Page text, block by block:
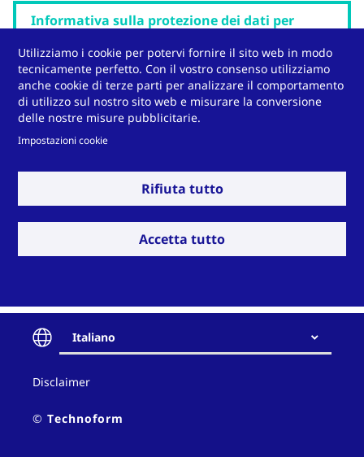
Informativa sulla protezione dei dati per
Utilizziamo i cookie per potervi fornire il sito web in modo
tecnicamente perfetto. Con il vostro consenso utilizziamo
anche cookie di terze parti per analizzare il comportamento
di utilizzo sul nostro sito web e misurare la conversione
delle nostre misure pubblicitarie.
Impostazioni cookie
Rifiuta tutto
Accetta tutto
Italiano
Contact
and
Disclaimer
© Technoform